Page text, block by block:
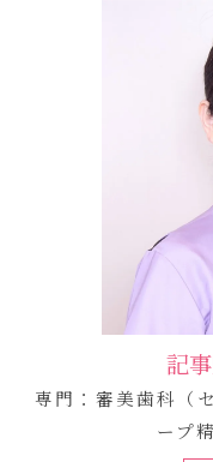
記
専門：審美歯科（
ープ